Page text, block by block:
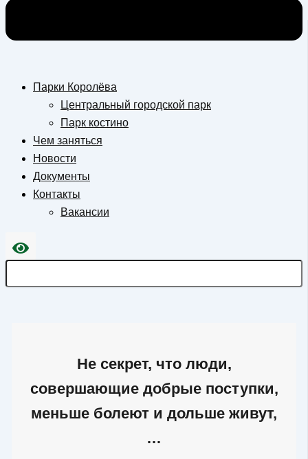
Парки Королёва
Центральный городской парк
Парк костино
Чем заняться
Новости
Документы
Контакты
Вакансии
Не секрет, что люди,
совершающие добрые поступки,
меньше болеют и дольше живут,
…